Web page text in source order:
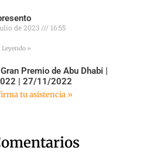
de 2023 16:55
Leyendo »
Premio de Abu Dhabi |
| 27/11/2022
tu asistencia »